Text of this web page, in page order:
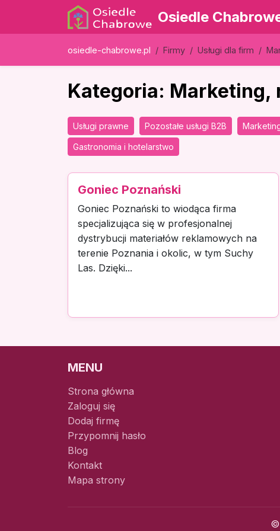
Osiedle
osiedle-chabrowe.pl Firmy Usługi dla firm
Kategoria: Marketing,
Usługi prawne Pozostałe usługi B2B
Gastronomia i hotelarstwo
Goniec Poznański
Goniec Poznański to wiodąca firma
specjalizująca się w profesjonalnej
dystrybucji materiałów reklamowych na
terenie Poznania i okolic, w tym Suchy
Las. Dzięki...
MENU
Strona główna
Zaloguj się
Dodaj firmę
Przypomnij hasło
Blog
Kontakt
Mapa strony
©